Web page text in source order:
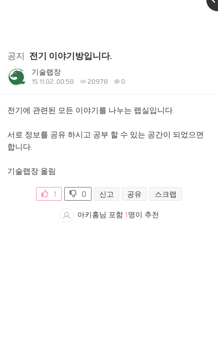
공지 전기 이야기방입니다.
기술랩장
15.11.02. 00:58 20978 0
전기에 관련된 모든 이야기를 나누는 랩실입니다.
서로 정보를 공유 하시고 공부 할 수 있는 공간이 되었으면
합니다.
기술랩장 올림
1 0 신고 공유
스크랩
아키홈님 포함 1명이 추천